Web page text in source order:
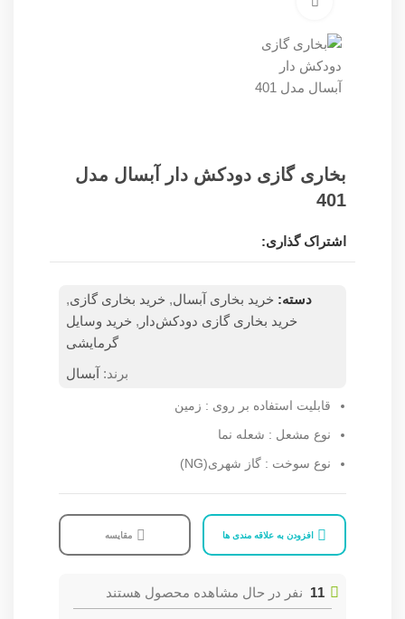
بخاری گازی دودکش دار آبسال مدل
401
اشتراک گذاری:
دسته: خرید بخاری آبسال, خرید بخاری گازی,
خرید بخاری گازی دودکش‌دار , خرید وسایل
گرمایشی
برند: آبسال
قابلیت استفاده بر روی : زمین
نوع مشعل : شعله نما
نوع سوخت : گاز شهری(NG)
افزودن به علاقه مندی ها مقایسه
11 نفر در حال مشاهده محصول هستند